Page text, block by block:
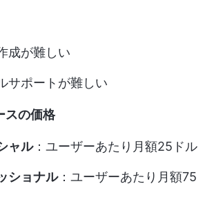
成が難しい
サポートが難しい
スの価格
ャル：ユーザーあたり月額25ドル
ショナル：ユーザーあたり月額75